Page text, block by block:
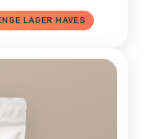
LAGER HAVES